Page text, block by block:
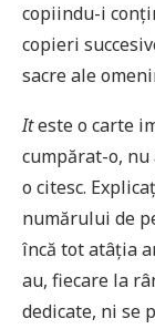
copiindu-i
copieri
sacre ale
Iteste o carte
cumpărat-o, nu
o citesc.
numărului de
încă tot atâția
au, fiecare la
dedicate, ni se